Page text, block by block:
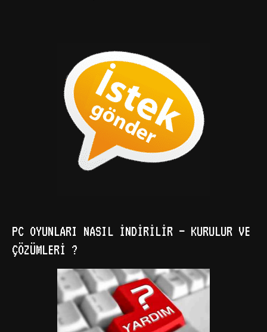
PC OYUNLARI NASIL İNDIRILIR – KURULUR VE
ÇÖZÜMLERI ?